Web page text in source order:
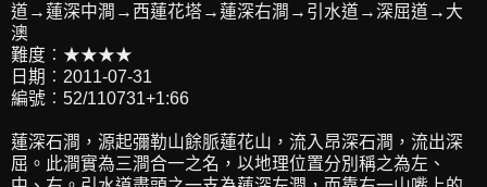
道→蓮深中澗→西蓮花塔→蓮深右澗→引水道→深屈道→大
澳
難度︰★★★★
日期︰2011-07-31
編號︰52/110731+1:66
蓮深石澗，源起彌勒山餘脈蓮花山，流入昂深石澗，流出深
屈。此澗實為三澗合一之名，以地理位置分別稱之為左、